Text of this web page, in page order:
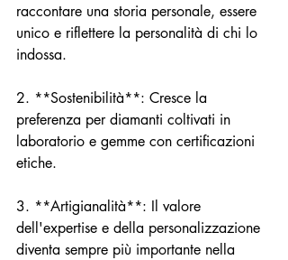
raccontare una storia personale, essere
unico e riflettere la personalità di chi lo
indossa.
2. **Sostenibilità**: Cresce la
preferenza per diamanti coltivati in
laboratorio e gemme con certificazioni
etiche.
3. **Artigianalità**: Il valore
dell'expertise e della personalizzazione
diventa sempre più importante nella